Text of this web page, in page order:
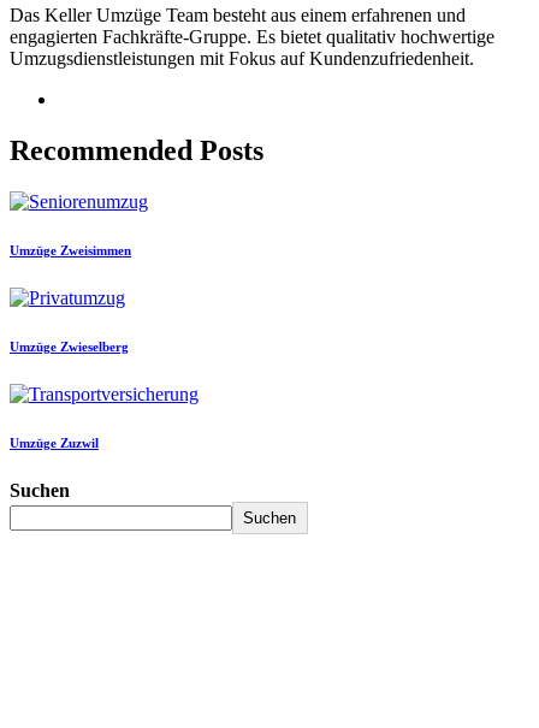
Das Keller Umzüge Team besteht aus einem erfahrenen und
engagierten Fachkräfte-Gruppe. Es bietet qualitativ hochwertige
Umzugsdienstleistungen mit Fokus auf Kundenzufriedenheit.
Recommended Posts
Umzüge Zweisimmen
Umzüge Zwieselberg
Umzüge Zuzwil
Suchen
Suchen